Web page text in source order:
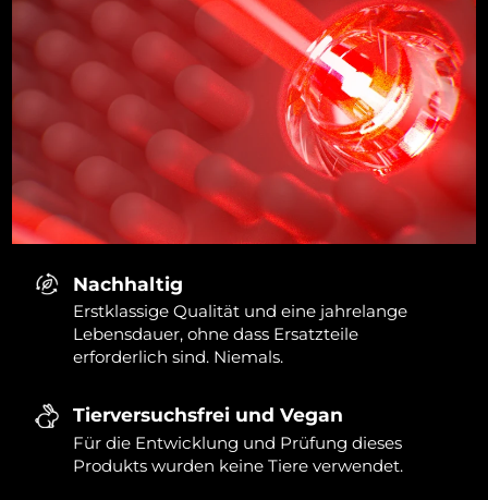
Nachhaltig
Erstklassige Qualität und eine jahrelange
Lebensdauer, ohne dass Ersatzteile
erforderlich sind. Niemals.
Tierversuchsfrei und Vegan
Für die Entwicklung und Prüfung dieses
Produkts wurden keine Tiere verwendet.